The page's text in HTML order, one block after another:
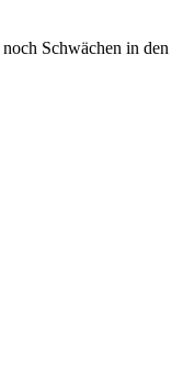
Schwächen in den